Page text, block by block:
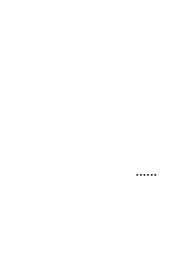
......